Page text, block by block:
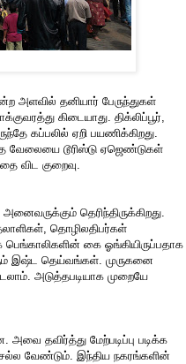
அளவில் தனியார் பேருந்துகள்
கிடையாது. திக்லிப்பூர்,
கப்பலில் ஏறி பயணிக்கிறது.
டூரிஸ்டு ஏஜெண்டுகள்
விட குறைவு.
தெரிந்திருக்கிறது.
தொழிலதிபர்கள்
பெங்காலிகளின் கை ஓங்கியிருப்பதாக
இஷ்ட தெய்வங்கள். முருகனை
அடுத்தபடியாக முறையே
தவிர்த்து மேற்படிப்பு படிக்க
வேண்டும். இந்திய நகரங்களின்